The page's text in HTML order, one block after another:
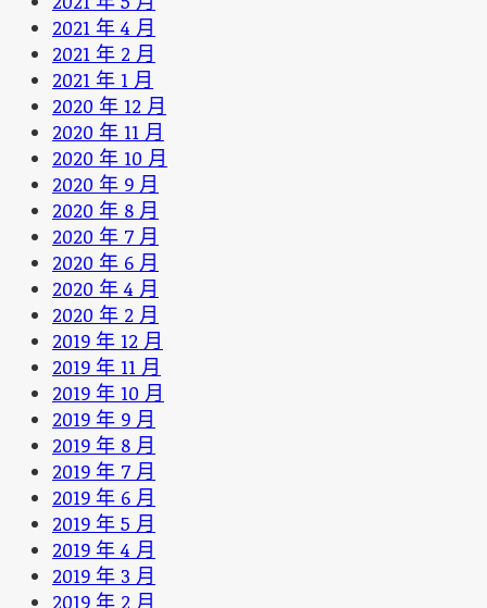
2021 年 4 月
2021 年 2 月
2021 年 1 月
2020 年 12 月
2020 年 11 月
2020 年 10 月
2020 年 9 月
2020 年 8 月
2020 年 7 月
2020 年 6 月
2020 年 4 月
2020 年 2 月
2019 年 12 月
2019 年 11 月
2019 年 10 月
2019 年 9 月
2019 年 8 月
2019 年 7 月
2019 年 6 月
2019 年 5 月
2019 年 4 月
2019 年 3 月
2019 年 2 月